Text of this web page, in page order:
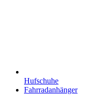
Hufschuhe
Fahrradanhänger